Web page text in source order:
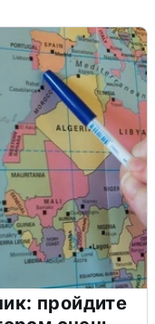
пройдите